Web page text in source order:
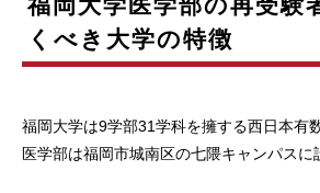
福岡大学医学部の再受験
くべき大学の特徴
福岡大学は9学部31学科を擁する西日本有
医学部は福岡市城南区の七隈キャンパスに